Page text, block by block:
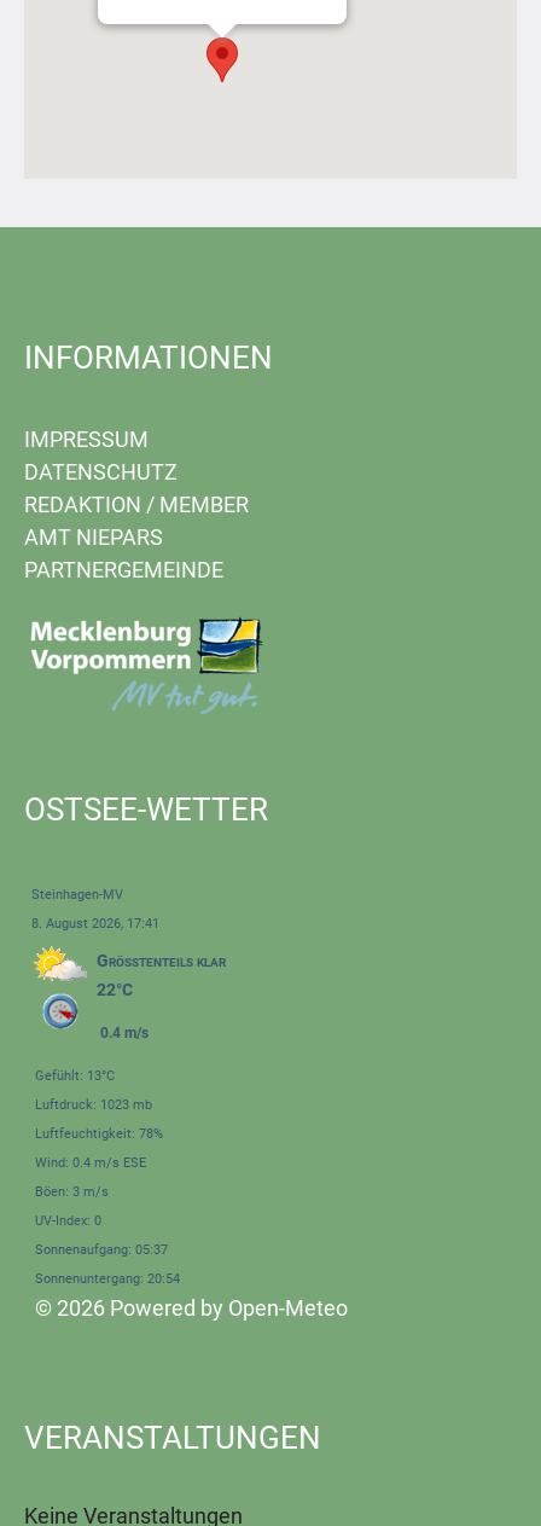
INFORMATIONEN
IMPRESSUM
DATENSCHUTZ
REDAKTION / MEMBER
AMT NIEPARS
PARTNERGEMEINDE
OSTSEE-WETTER
Steinhagen-MV
8. August 2026, 17:41
Größtenteils klar
22°C
0.4 m/s
Gefühlt: 13°C
Luftdruck: 1023 mb
Luftfeuchtigkeit: 78%
Wind: 0.4 m/s ESE
Böen: 3 m/s
UV-Index: 0
Sonnenaufgang: 05:37
Sonnenuntergang: 20:54
© 2026 Powered by Open-Meteo
VERANSTALTUNGEN
Keine Veranstaltungen